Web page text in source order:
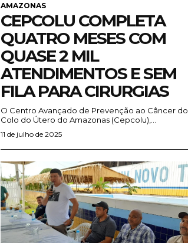
AMAZONAS
CEPCOLU COMPLETA
QUATRO MESES COM
QUASE 2 MIL
ATENDIMENTOS E SEM
FILA PARA CIRURGIAS
O Centro Avançado de Prevenção ao Câncer do
Colo do Útero do Amazonas (Cepcolu),...
11 de julho de 2025